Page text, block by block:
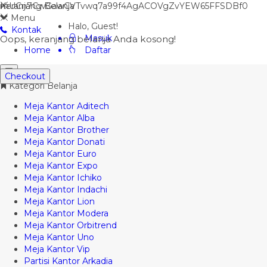
mUCn7CwGawCVTvwq7a99f4AgACOVgZvYEW65FFSDBf0
Menu
Kontak
Home
Kategori Belanja
Meja Kantor Aditech
Meja Kantor Alba
Meja Kantor Brother
Meja Kantor Donati
Meja Kantor Euro
Meja Kantor Expo
Meja Kantor Ichiko
Meja Kantor Indachi
Meja Kantor Lion
Meja Kantor Modera
Meja Kantor Orbitrend
Meja Kantor Uno
Meja Kantor Vip
Partisi Kantor Arkadia
Halo, Guest!
Masuk
Daftar
Keranjang Belanja
Oops, keranjang belanja Anda kosong!
Checkout